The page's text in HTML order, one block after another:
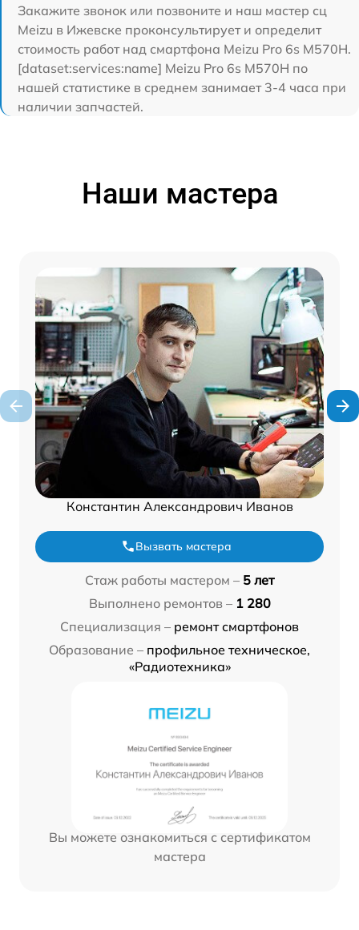
Закажите звонок или позвоните и наш мастер сц
Meizu в Ижевске проконсультирует и определит
стоимость работ над смартфона Meizu Pro 6s M570H.
[dataset:services:name] Meizu Pro 6s M570H по
нашей статистике в среднем занимает 3-4 часа при
наличии запчастей.
Наши мастера
Константин Александрович Иванов
Вызвать мастера
Стаж работы мастером – 5 лет
Выполнено ремонтов – 1 280
Специализация – ремонт смартфонов
Образование – профильное техническое,
«Радиотехника»
Вы можете ознакомиться с сертификатом
мастера